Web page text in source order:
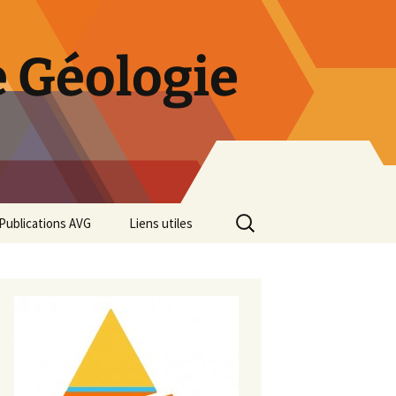
Publications AVG
Diaporama Exposition
minéralogique AVG 2016
Liens utiles
Rechercher :